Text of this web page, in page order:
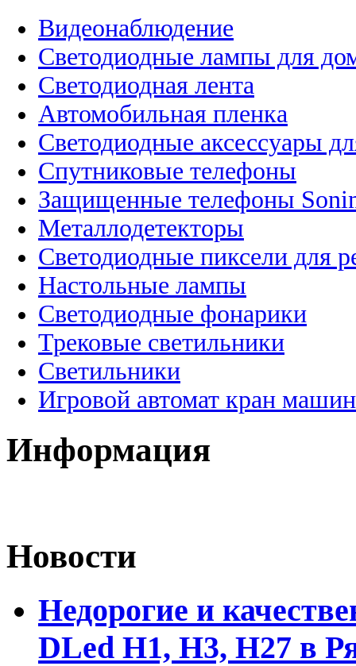
Видеонаблюдение
Светодиодные лампы для
Светодиодная лента
Автомобильная пленка
Светодиодные аксессуары
Спутниковые телефоны
Защищенные телефоны
Металлодетекторы
Светодиодные пиксели для
Настольные лампы
Светодиодные фонарики
Трековые светильники
Светильники
Игровой автомат кран
Информация
Новости
Недорогие и
DLed Н1, Н3, Н27 в